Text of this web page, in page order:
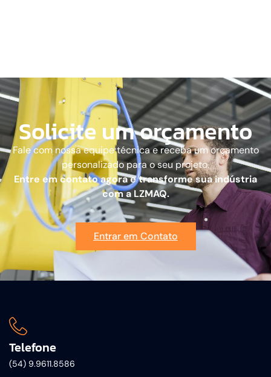
Solicite um orçamento
Fale com nossa equipe técnica e receba um orçamento
personalizado para o seu projeto.
Entre em contato agora e transforme sua indústria
com a LZMAQ.
Entrar em Contato
Telefone
(54) 9.9611.8586